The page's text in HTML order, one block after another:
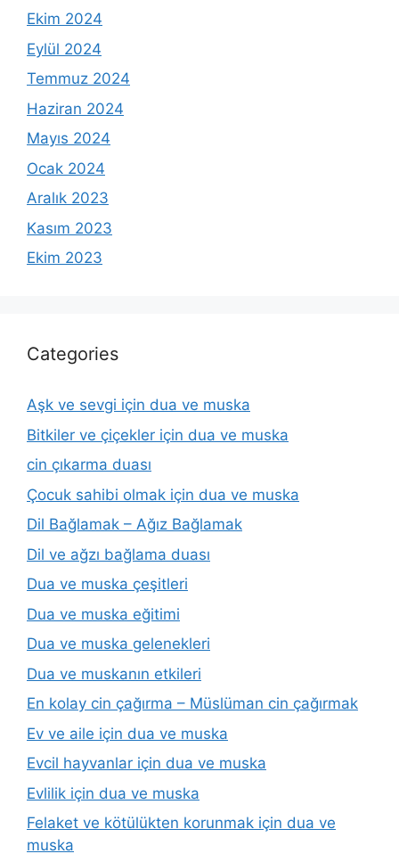
Ekim 2024
Eylül 2024
Temmuz 2024
Haziran 2024
Mayıs 2024
Ocak 2024
Aralık 2023
Kasım 2023
Ekim 2023
Categories
Aşk ve sevgi için dua ve muska
Bitkiler ve çiçekler için dua ve muska
cin çıkarma duası
Çocuk sahibi olmak için dua ve muska
Dil Bağlamak – Ağız Bağlamak
Dil ve ağzı bağlama duası
Dua ve muska çeşitleri
Dua ve muska eğitimi
Dua ve muska gelenekleri
Dua ve muskanın etkileri
En kolay cin çağırma – Müslüman cin çağırmak
Ev ve aile için dua ve muska
Evcil hayvanlar için dua ve muska
Evlilik için dua ve muska
Felaket ve kötülükten korunmak için dua ve
muska